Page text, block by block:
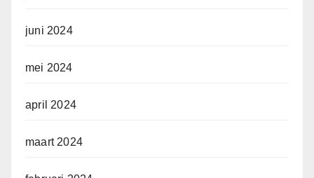
juni 2024
mei 2024
april 2024
maart 2024